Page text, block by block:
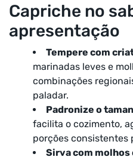
Capriche no
apresentação
Tempere com
marinadas leves e
combinações
paladar.
Padronize o
facilita o cozimento,
porções consistentes
Sirva com